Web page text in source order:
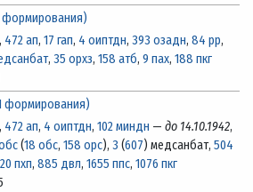
формирования)
, 472 ап, 17 гап, 4 оиптдн, 393 озадн, 84 рр,
, 35 орхз, 158 атб, 9 пах, 188 пкг
формирования)
, 472 ап, 4 оиптдн, 102 миндн — до 14.10.1942,
(18 обс, 158 орс), 3 (607) медсанбат, 504
пхп, 885 двл, 1655 ппс, 1076 пкг